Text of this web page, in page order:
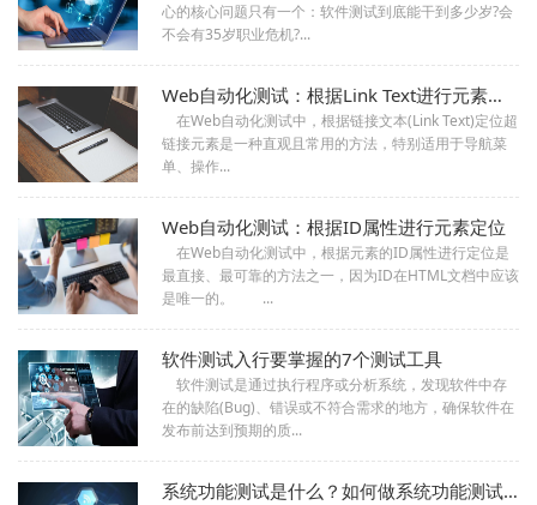
心的核心问题只有一个：软件测试到底能干到多少岁?会
不会有35岁职业危机?...
Web自动化测试：根据Link Text进行元素定位
在Web自动化测试中，根据链接文本(Link Text)定位超
链接元素是一种直观且常用的方法，特别适用于导航菜
单、操作...
Web自动化测试：根据ID属性进行元素定位
在Web自动化测试中，根据元素的ID属性进行定位是
最直接、最可靠的方法之一，因为ID在HTML文档中应该
是唯一的。　　...
软件测试入行要掌握的7个测试工具
软件测试是通过执行程序或分析系统，发现软件中存
在的缺陷(Bug)、错误或不符合需求的地方，确保软件在
发布前达到预期的质...
系统功能测试是什么？如何做系统功能测试？